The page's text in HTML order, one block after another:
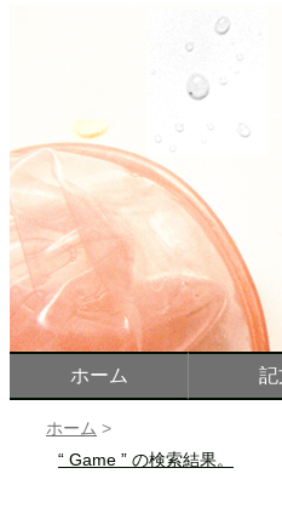
ホーム 記
ホーム >
“ Game ” の検索結果。